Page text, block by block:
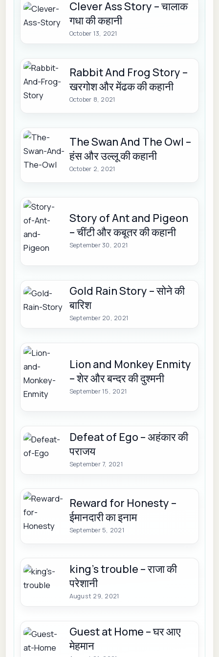
Clever Ass Story – चालाक
गधा की कहानी
October 13, 2021
Rabbit And Frog Story –
खरगोश और मेंढक की कहानी
October 8, 2021
The Swan And The Owl –
हंस और उल्लू की कहानी
October 2, 2021
Story of Ant and Pigeon
– चींटी और कबूतर की कहानी
September 30, 2021
Gold Rain Story – सोने की
बारिश
September 20, 2021
Lion and Monkey Enmity
– शेर और बन्दर की दुश्मनी
September 15, 2021
Defeat of Ego – अहंकार की
पराजय
September 7, 2021
Reward for Honesty –
ईमानदारी का इनाम
September 5, 2021
king’s trouble – राजा की
परेशानी
August 29, 2021
Guest at Home – घर आए
मेहमान